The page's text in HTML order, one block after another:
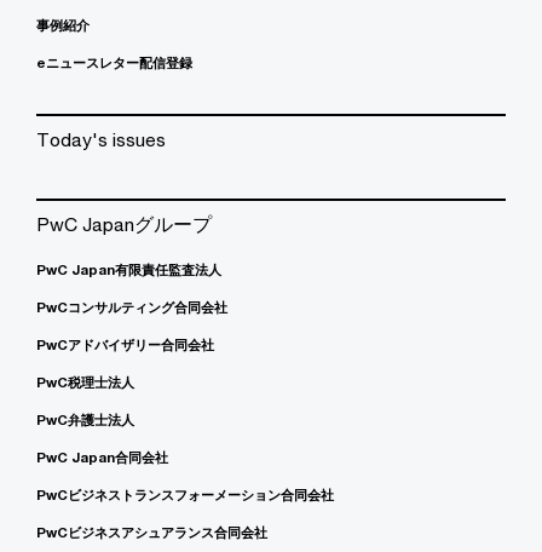
事例紹介
eニュースレター配信登録
Today's issues
PwC Japanグループ
PwC Japan有限責任監査法人
PwCコンサルティング合同会社
PwCアドバイザリー合同会社
PwC税理士法人
PwC弁護士法人
PwC Japan合同会社
PwCビジネストランスフォーメーション合同会社
PwCビジネスアシュアランス合同会社